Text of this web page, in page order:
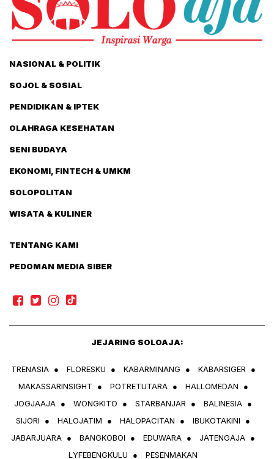
NASIONAL & POLITIK
SOJOL & SOSIAL
PENDIDIKAN & IPTEK
OLAHRAGA KESEHATAN
SENI BUDAYA
EKONOMI, FINTECH & UMKM
SOLOPOLITAN
WISATA & KULINER
TENTANG KAMI
PEDOMAN MEDIA SIBER
JEJARING SOLOAJA:
TRENASIA ● FLORESKU ● KABARMINANG ● KABARSIGER
●
MAKASSARINSIGHT
● POTRETUTARA ● HALLOMEDAN
●
JOGJAAJA ● WONGKITO ● STARBANJAR ● BALINESIA ●
SIJORI
● HALOJATIM ● HALOPACITAN ● IBUKOTAKINI
●
JABARJUARA ● BANGKOBOI ● EDUWARA ● JATENGAJA ●
LYFEBENGKULU
● PESENMAKAN